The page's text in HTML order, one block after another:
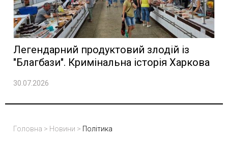
Легендарний продуктовий злодій із
"Благбази". Кримінальна історія Харкова
30.07.2026
Головна > Новини > Політика